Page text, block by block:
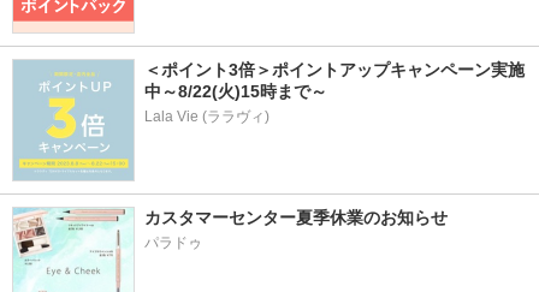
＜ポイント3倍＞ポイントアップキャンペーン実施
中～8/22(火)15時まで～
Lala Vie (ララヴィ)
カスタマーセンター夏季休業のお知らせ
パラドゥ